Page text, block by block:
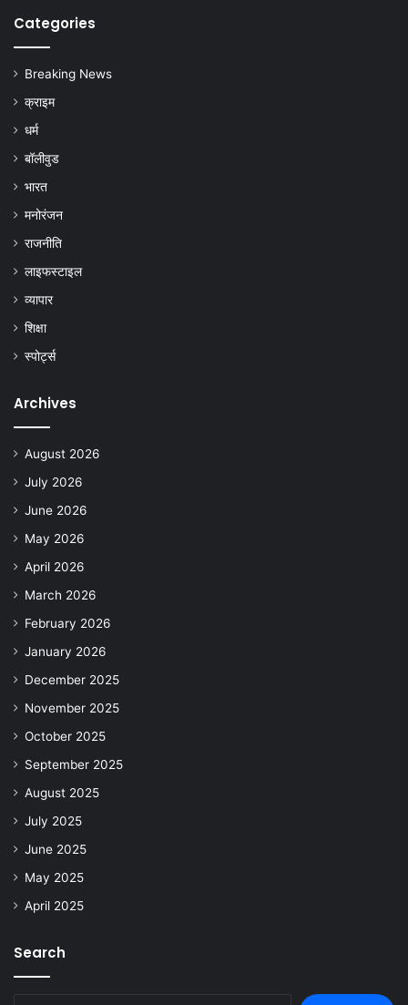
Categories
Breaking News
क्राइम
धर्म
बॉलीवुड
भारत
मनोरंजन
राजनीति
लाइफस्टाइल
व्यापार
शिक्षा
स्पोर्ट्स
Archives
August 2026
July 2026
June 2026
May 2026
April 2026
March 2026
February 2026
January 2026
December 2025
November 2025
October 2025
September 2025
August 2025
July 2025
June 2025
May 2025
April 2025
Search